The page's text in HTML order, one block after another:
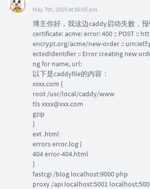
May 7th, 2019 at 06:05 pm
博主你好，我这边caddy启动失败，
certificate: acme: error: 400 :: POST ::
encrypt.org/acme/new-order ::
ectedIdentifier :: Error creating new
ng for name, url:
以下是caddyfile的内容：
xxxx.com {
root /usr/local/caddy/www
tls xxxx@xxx.com
gzip
}
ext .html
errors error.log {
404 error-404.html
}
fastcgi /blog localhost:9000 php
proxy /api localhost:5001